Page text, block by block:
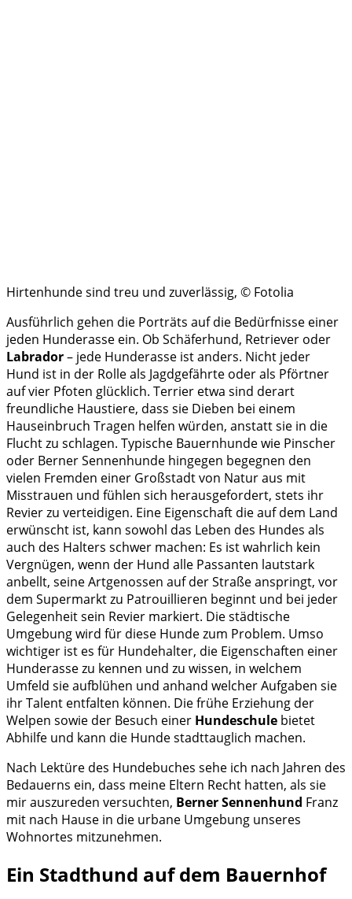
Hirtenhunde sind treu und zuverlässig, © Fotolia
Ausführlich gehen die Porträts auf die Bedürfnisse einer
jeden Hunderasse ein. Ob Schäferhund, Retriever oder
Labrador– jede Hunderasse ist anders. Nicht jeder
Hund ist in der Rolle als Jagdgefährte oder als Pförtner
auf vier Pfoten glücklich. Terrier etwa sind derart
freundliche Haustiere, dass sie Dieben bei einem
Hauseinbruch Tragen helfen würden, anstatt sie in die
Flucht zu schlagen. Typische Bauernhunde wie Pinscher
oder Berner Sennenhunde hingegen begegnen den
vielen Fremden einer Großstadt von Natur aus mit
Misstrauen und fühlen sich herausgefordert, stets ihr
Revier zu verteidigen. Eine Eigenschaft die auf dem Land
erwünscht ist, kann sowohl das Leben des Hundes als
auch des Halters schwer machen: Es ist wahrlich kein
Vergnügen, wenn der Hund alle Passanten lautstark
anbellt, seine Artgenossen auf der Straße anspringt, vor
dem Supermarkt zu Patrouillieren beginnt und bei jeder
Gelegenheit sein Revier markiert. Die städtische
Umgebung wird für diese Hunde zum Problem. Umso
wichtiger ist es für Hundehalter, die Eigenschaften einer
Hunderasse zu kennen und zu wissen, in welchem
Umfeld sie aufblühen und anhand welcher Aufgaben sie
ihr Talent entfalten können. Die frühe Erziehung der
Welpen sowie der Besuch einer Hundeschule bietet
Abhilfe und kann die Hunde stadttauglich machen.
Nach Lektüre des Hundebuches sehe ich nach Jahren des
Bedauerns ein, dass meine Eltern Recht hatten, als sie
mir auszureden versuchten, Berner Sennenhund Franz
mit nach Hause in die urbane Umgebung unseres
Wohnortes mitzunehmen.
Ein Stadthund auf dem Bauernhof